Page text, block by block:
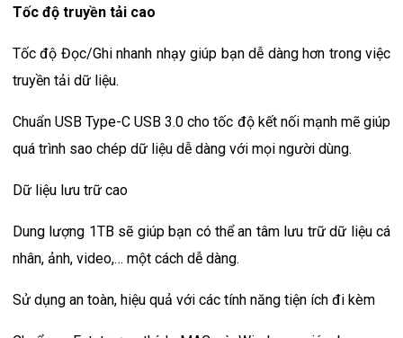
Tốc độ truyền tải cao
Tốc độ Đọc/Ghi nhanh nhạy giúp bạn dễ dàng hơn trong việc
truyền tải dữ liệu.
Chuẩn USB Type-C USB 3.0 cho tốc độ kết nối mạnh mẽ giúp
quá trình sao chép dữ liệu dễ dàng với mọi người dùng.
Dữ liệu lưu trữ cao
Dung lượng 1TB sẽ giúp bạn có thể an tâm lưu trữ dữ liệu cá
nhân, ảnh, video,… một cách dễ dàng.
Sử dụng an toàn, hiệu quả với các tính năng tiện ích đi kèm